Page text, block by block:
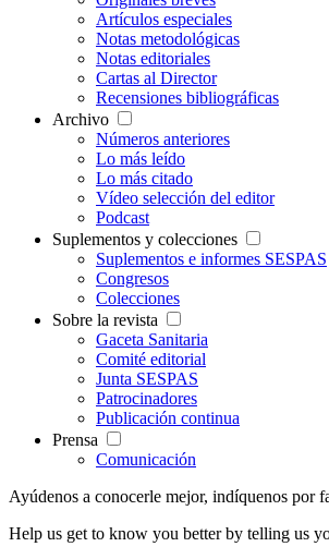
Artículos especiales
Notas metodológicas
Notas editoriales
Cartas al Director
Recensiones bibliográficas
Archivo
Números anteriores
Lo más leído
Lo más citado
Vídeo selección del editor
Podcast
Suplementos y colecciones
Suplementos e informes SESPAS
Congresos
Colecciones
Sobre la revista
Gaceta Sanitaria
Comité editorial
Junta SESPAS
Patrocinadores
Publicación continua
Prensa
Comunicación
Ayúdenos a conocerle mejor, indíquenos por
Help us get to know you better by telling us